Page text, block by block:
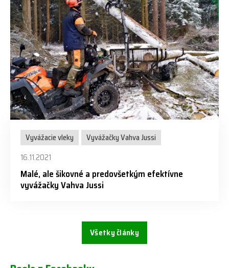
Vyvážacie vleky
Vyvážačky Vahva Jussi
16.11.2021
Malé, ale šikovné a predovšetkým efektívne
vyvážačky Vahva Jussi
Všetky články